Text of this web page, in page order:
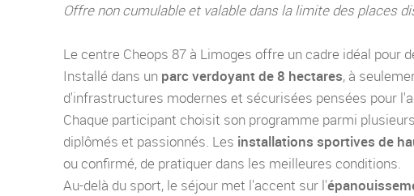
Offre non cumulable et valable dans la limite des places
Le centre Cheops 87 à Limoges offre un cadre idéal pour
Installé dans un parc verdoyant de 8 hectares, à
d'infrastructures modernes et sécurisées pensées pour
Chaque participant choisit son programme parmi
diplômés et passionnés. Les installations sportives de
ou confirmé, de pratiquer dans les meilleures conditions.
Au-delà du sport, le séjour met l'accent sur l'